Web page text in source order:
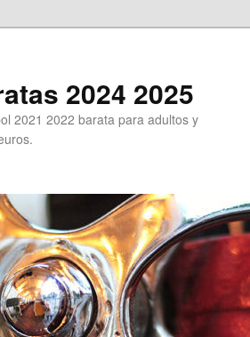
2024 2025
2021 2022 barata para adultos y